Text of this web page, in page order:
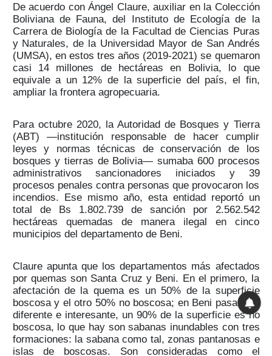
De acuerdo con Ángel Claure, auxiliar en la Colección
Boliviana de Fauna, del Instituto de Ecología de la
Carrera de Biología de la Facultad de Ciencias Puras
y Naturales, de la Universidad Mayor de San Andrés
(UMSA), en estos tres años (2019-2021) se quemaron
casi 14 millones de hectáreas en Bolivia, lo que
equivale a un 12% de la superficie del país, el fin,
ampliar la frontera agropecuaria.
Para octubre 2020, la Autoridad de Bosques y Tierra
(ABT) —institución responsable de hacer cumplir
leyes y normas técnicas de conservación de los
bosques y tierras de Bolivia— sumaba 600 procesos
administrativos sancionadores iniciados y 39
procesos penales contra personas que provocaron los
incendios. Ese mismo año, esta entidad reportó un
total de Bs 1.802.739 de sanción por 2.562.542
hectáreas quemadas de manera ilegal en cinco
municipios del departamento de Beni.
Claure apunta que los departamentos más afectados
por quemas son Santa Cruz y Beni. En el primero, la
afectación de la quema es un 50% de la superficie
boscosa y el otro 50% no boscosa; en Beni pasa algo
diferente e interesante, un 90% de la superficie es no
boscosa, lo que hay son sabanas inundables con tres
formaciones: la sabana como tal, zonas pantanosas e
islas de boscosas. Son consideradas como el